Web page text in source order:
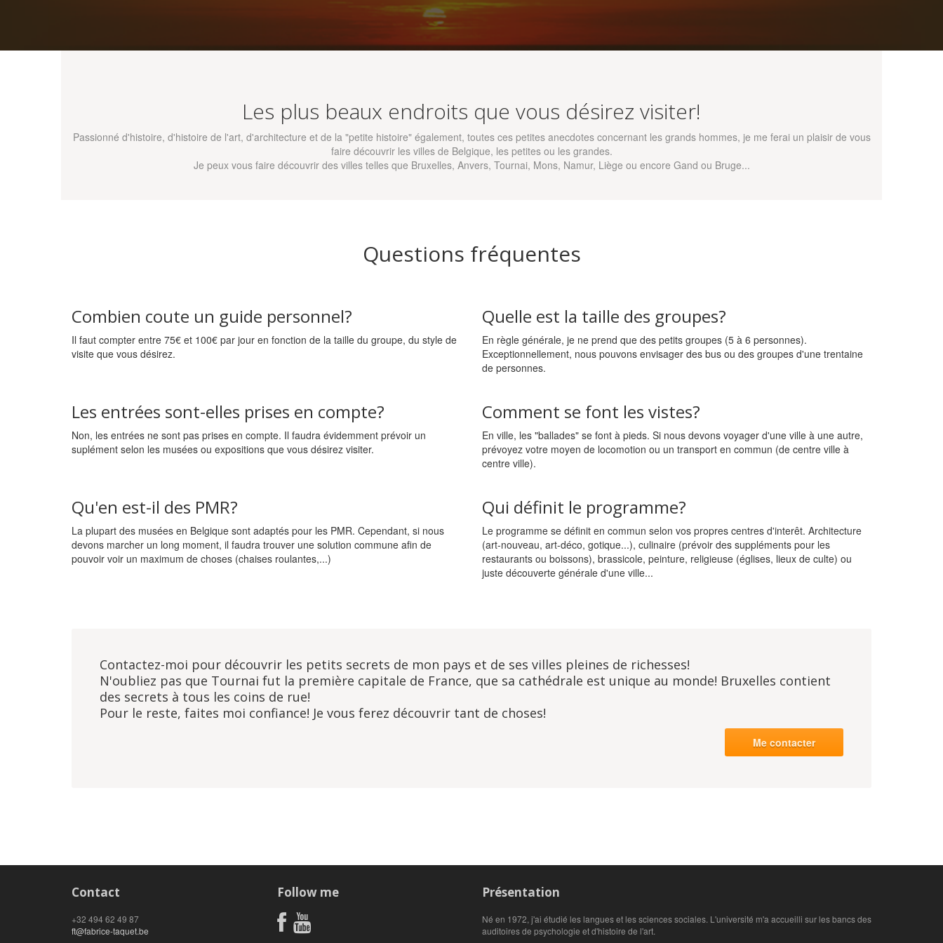
Les plus beaux endroits que vous désirez visiter!
Passionné d'histoire, d'histoire de l'art, d'architecture et de la "petite histoire" également, toutes ces petites anecdotes concernant les grands hommes, je me ferai un plaisir de vous
faire découvrir les villes de Belgique, les petites ou les grandes.
Je peux vous faire découvrir des villes telles que Bruxelles, Anvers, Tournai, Mons, Namur, Liège ou encore Gand ou Bruge...
Questions fréquentes
Combien coute un guide personnel?
Il faut compter entre 75€ et 100€ par jour en fonction de la taille du groupe, du style de
visite que vous désirez.
Quelle est la taille des groupes?
En règle générale, je ne prend que des petits groupes (5 à 6 personnes).
Exceptionnellement, nous pouvons envisager des bus ou des groupes d'une trentaine
de personnes.
Les entrées sont-elles prises en compte?
Non, les entrées ne sont pas prises en compte. Il faudra évidemment prévoir un
suplément selon les musées ou expositions que vous désirez visiter.
Comment se font les vistes?
En ville, les "ballades" se font à pieds. Si nous devons voyager d'une ville à une autre,
prévoyez votre moyen de locomotion ou un transport en commun (de centre ville à
centre ville).
Qu'en est-il des PMR?
La plupart des musées en Belgique sont adaptés pour les PMR. Cependant, si nous
devons marcher un long moment, il faudra trouver une solution commune afin de
pouvoir voir un maximum de choses (chaises roulantes,...)
Qui définit le programme?
Le programme se définit en commun selon vos propres centres d'interêt. Architecture
(art-nouveau, art-déco, gotique...), culinaire (prévoir des suppléments pour les
restaurants ou boissons), brassicole, peinture, religieuse (églises, lieux de culte) ou
juste découverte générale d'une ville...
Contactez-moi pour découvrir les petits secrets de mon pays et de ses villes pleines de richesses!
N'oubliez pas que Tournai fut la première capitale de France, que sa cathédrale est unique au monde! Bruxelles contient
des secrets à tous les coins de rue!
Pour le reste, faites moi confiance! Je vous ferez découvrir tant de choses!
Me contacter
Contact
+32 494 62 49 87
ft@fabrice-taquet.be
Follow me Présentation
Né en 1972, j'ai étudié les langues et les sciences sociales. L'université m'a accueilli sur les bancs des
auditoires de psychologie et d'histoire de l'art.